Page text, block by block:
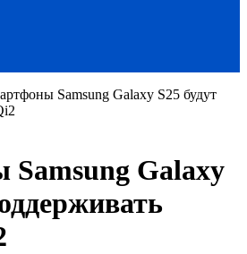
Samsung Galaxy S25 будут
Galaxy